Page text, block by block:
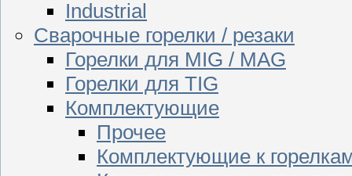
Industrial
Сварочные горелки / резаки
Горелки для MIG / MAG
Горелки для TIG
Комплектующие
Прочее
Комплектующие к